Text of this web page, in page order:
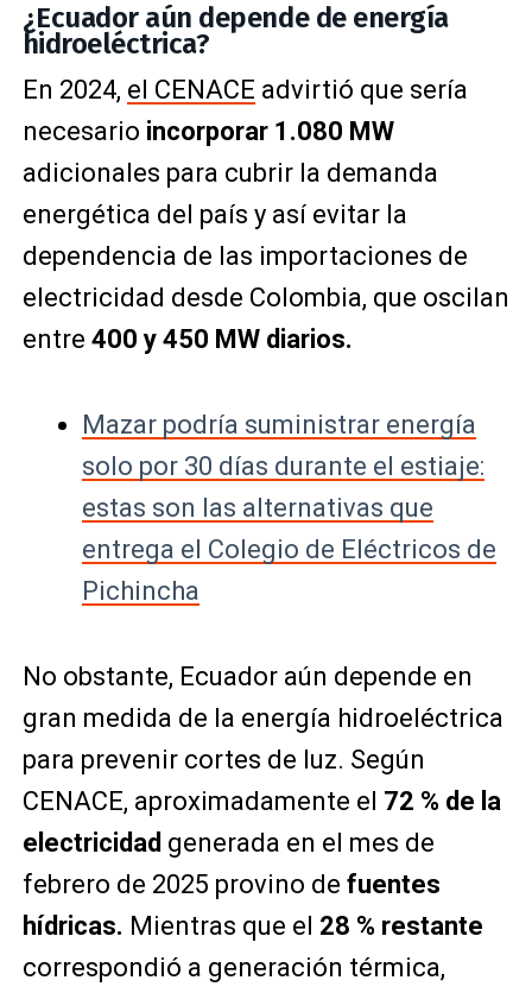
¿Ecuador aún depende de energía
hidroeléctrica?
En 2024, el CENACE advirtió que sería
necesario incorporar 1.080 MW
adicionales para cubrir la demanda
energética del país y así evitar la
dependencia de las importaciones de
electricidad desde Colombia, que oscilan
entre 400 y 450 MW diarios.
Mazar podría suministrar energía
solo por 30 días durante el estiaje:
estas son las alternativas que
entrega el Colegio de Eléctricos de
Pichincha
No obstante, Ecuador aún depende en
gran medida de la energía hidroeléctrica
para prevenir cortes de luz. Según
CENACE, aproximadamente el 72 % de la
electricidad generada en el mes de
febrero de 2025 provino de fuentes
hídricas. Mientras que el 28 % restante
correspondió a generación térmica,